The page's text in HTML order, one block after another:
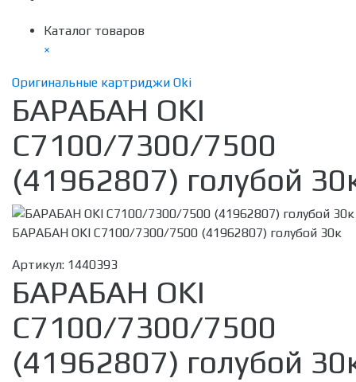
Каталог товаров
×
Оригинальные картриджи Oki
БАРАБАН OKI
C7100/7300/7500
(41962807) голубой
БАРАБАН OKI C7100/7300/7500 (41962807) голубой 30к
Артикул: 1440393
БАРАБАН OKI
C7100/7300/7500
(41962807) голубой